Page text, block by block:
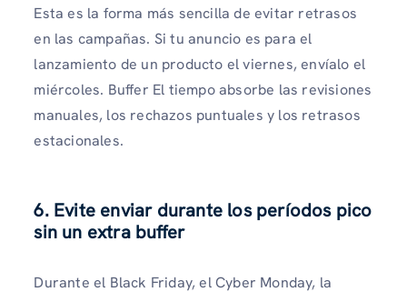
Esta es la forma más sencilla de evitar retrasos
en las campañas. Si tu anuncio es para el
lanzamiento de un producto el viernes, envíalo el
miércoles. Buffer El tiempo absorbe las revisiones
manuales, los rechazos puntuales y los retrasos
estacionales.
6. Evite enviar durante los períodos pico
sin un extra buffer
Durante el Black Friday, el Cyber ​​Monday, la